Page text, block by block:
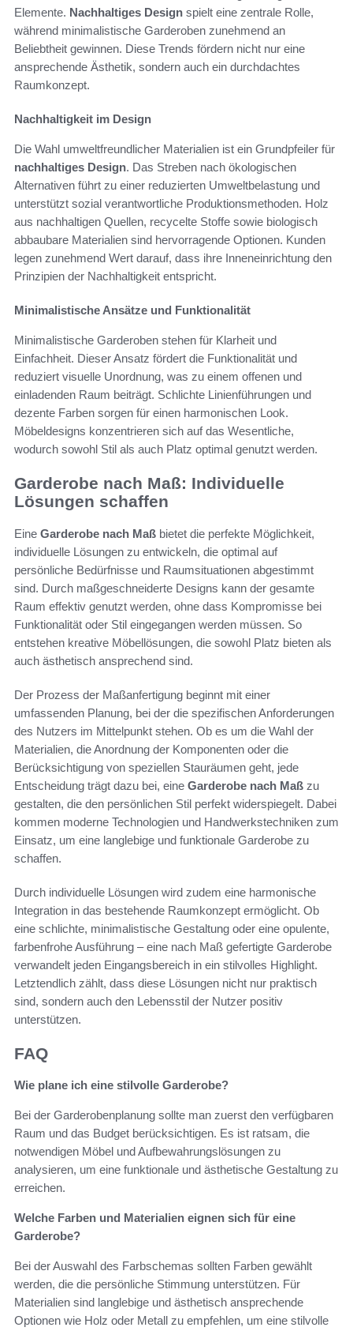
Elemente. Nachhaltiges Design spielt eine zentrale Rolle,
während minimalistische Garderoben zunehmend an
Beliebtheit gewinnen. Diese Trends fördern nicht nur eine
ansprechende Ästhetik, sondern auch ein durchdachtes
Raumkonzept.
Nachhaltigkeit im Design
Die Wahl umweltfreundlicher Materialien ist ein Grundpfeiler für
nachhaltiges Design. Das Streben nach ökologischen
Alternativen führt zu einer reduzierten Umweltbelastung und
unterstützt sozial verantwortliche Produktionsmethoden. Holz
aus nachhaltigen Quellen, recycelte Stoffe sowie biologisch
abbaubare Materialien sind hervorragende Optionen. Kunden
legen zunehmend Wert darauf, dass ihre Inneneinrichtung den
Prinzipien der Nachhaltigkeit entspricht.
Minimalistische Ansätze und Funktionalität
Minimalistische Garderoben stehen für Klarheit und
Einfachheit. Dieser Ansatz fördert die Funktionalität und
reduziert visuelle Unordnung, was zu einem offenen und
einladenden Raum beiträgt. Schlichte Linienführungen und
dezente Farben sorgen für einen harmonischen Look.
Möbeldesigns konzentrieren sich auf das Wesentliche,
wodurch sowohl Stil als auch Platz optimal genutzt werden.
Garderobe nach Maß: Individuelle
Lösungen schaffen
Eine Garderobe nach Maß bietet die perfekte Möglichkeit,
individuelle Lösungen zu entwickeln, die optimal auf
persönliche Bedürfnisse und Raumsituationen abgestimmt
sind. Durch maßgeschneiderte Designs kann der gesamte
Raum effektiv genutzt werden, ohne dass Kompromisse bei
Funktionalität oder Stil eingegangen werden müssen. So
entstehen kreative Möbellösungen, die sowohl Platz bieten als
auch ästhetisch ansprechend sind.
Der Prozess der Maßanfertigung beginnt mit einer
umfassenden Planung, bei der die spezifischen Anforderungen
des Nutzers im Mittelpunkt stehen. Ob es um die Wahl der
Materialien, die Anordnung der Komponenten oder die
Berücksichtigung von speziellen Stauräumen geht, jede
Entscheidung trägt dazu bei, eine Garderobe nach Maß zu
gestalten, die den persönlichen Stil perfekt widerspiegelt. Dabei
kommen moderne Technologien und Handwerkstechniken zum
Einsatz, um eine langlebige und funktionale Garderobe zu
schaffen.
Durch individuelle Lösungen wird zudem eine harmonische
Integration in das bestehende Raumkonzept ermöglicht. Ob
eine schlichte, minimalistische Gestaltung oder eine opulente,
farbenfrohe Ausführung – eine nach Maß gefertigte Garderobe
verwandelt jeden Eingangsbereich in ein stilvolles Highlight.
Letztendlich zählt, dass diese Lösungen nicht nur praktisch
sind, sondern auch den Lebensstil der Nutzer positiv
unterstützen.
FAQ
Wie plane ich eine stilvolle Garderobe?
Bei der Garderobenplanung sollte man zuerst den verfügbaren
Raum und das Budget berücksichtigen. Es ist ratsam, die
notwendigen Möbel und Aufbewahrungslösungen zu
analysieren, um eine funktionale und ästhetische Gestaltung zu
erreichen.
Welche Farben und Materialien eignen sich für eine
Garderobe?
Bei der Auswahl des Farbschemas sollten Farben gewählt
werden, die die persönliche Stimmung unterstützen. Für
Materialien sind langlebige und ästhetisch ansprechende
Optionen wie Holz oder Metall zu empfehlen, um eine stilvolle